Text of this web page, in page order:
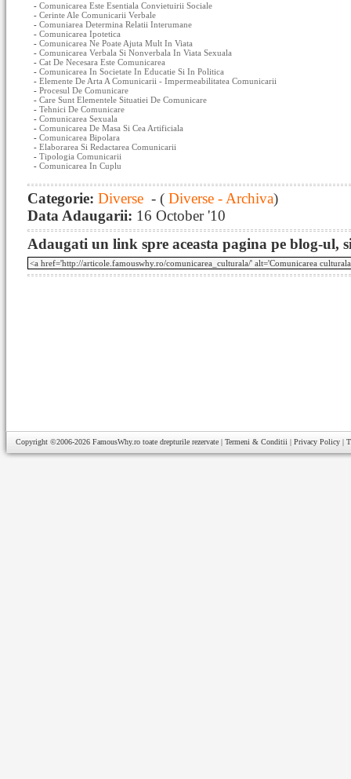
- Comunicarea Este Esentiala Convietuirii Sociale
- Cerinte Ale Comunicarii Verbale
- Comuniarea Determina Relatii Interumane
- Comunicarea Ipotetica
- Comunicarea Ne Poate Ajuta Mult In Viata
- Comunicarea Verbala Si Nonverbala In Viata Sexuala
- Cat De Necesara Este Comunicarea
- Comunicarea In Societate In Educatie Si In Politica
- Elemente De Arta A Comunicarii - Impermeabilitatea Comunicarii
- Procesul De Comunicare
- Care Sunt Elementele Situatiei De Comunicare
- Tehnici De Comunicare
- Comunicarea Sexuala
- Comunicarea De Masa Si Cea Artificiala
- Comunicarea Bipolara
- Elaborarea Si Redactarea Comunicarii
- Tipologia Comunicarii
- Comunicarea In Cuplu
Categorie: Diverse - ( Diverse - Archiva)
Data Adaugarii: 16 October '10
Adaugati un link spre aceasta pagina pe blog-ul,
Copyright ©2006-2026 FamousWhy.ro toate drepturile rezervate | Termeni & Conditii | Privacy Policy |